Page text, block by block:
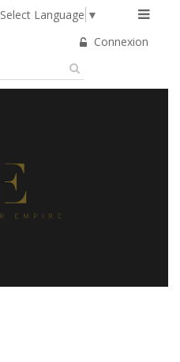
Select Language ▼
Connexion